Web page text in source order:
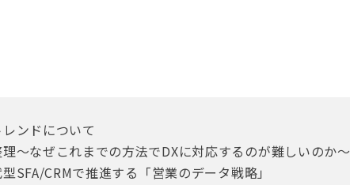
レンドについて
理〜なぜこれまでの方法でDXに対応するのが難しいのか〜
型SFA/CRMで推進する「営業のデータ戦略」